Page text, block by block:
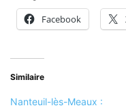
Facebook
Similaire
Nanteuil-lès-Meaux :